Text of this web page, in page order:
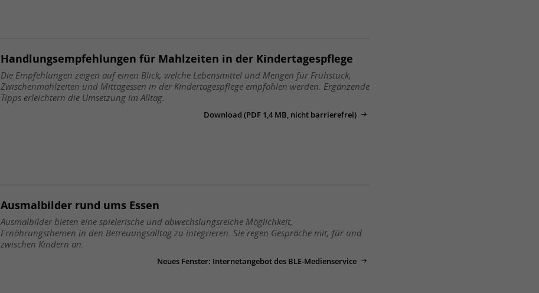
Handlungsempfehlungen für Mahlzeiten in der Kindertagespflege
Die Empfehlungen zeigen auf einen Blick, welche Lebensmittel und Mengen für Frühstück,
Zwischenmahlzeiten und Mittagessen in der Kindertagespflege empfohlen werden. Ergänzende
Tipps erleichtern die Umsetzung im Alltag.
Download (PDF 1,4 MB, nicht barrierefrei)
Ausmalbilder rund ums Essen
Ausmalbilder bieten eine spielerische und abwechslungsreiche Möglichkeit,
Ernährungsthemen in den Betreuungsalltag zu integrieren. Sie regen Gespräche mit, für und
zwischen Kindern an.
Neues Fenster: Internetangebot des BLE-Medienservice